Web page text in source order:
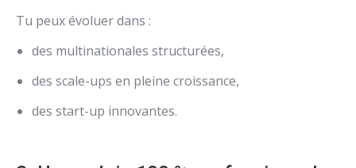
Tu peux évoluer dans :
des multinationales structurées,
des scale-ups en pleine croissance,
des start-up innovantes.